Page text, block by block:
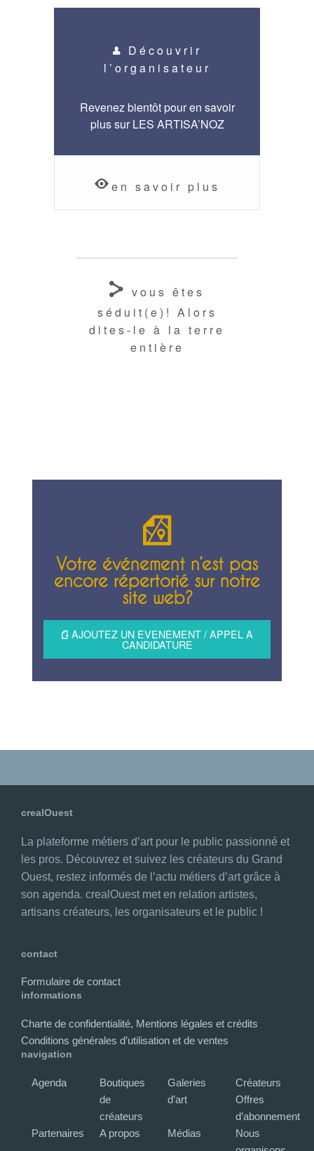
Découvrir
l’organisateur
Revenez bientôt pour en savoir
plus sur LES ARTISA’NOZ
en savoir plus
vous êtes
séduit(e)! Alors
dites-le à la terre
entière
Votre événement n’est pas
encore répertorié sur notre
site web?
AJOUTEZ UN EVENEMENT / APPEL A
CANDIDATURE
crealOuest
La plateforme métiers d’art pour le public passionné et
les pros. Découvrez et suivez les créateurs du Grand
Ouest, restez informés de l’actu métiers d’art grâce à
son agenda. crealOuest met en relation artistes,
artisans créateurs, les organisateurs et le public !
contact
Formulaire de contact
informations
Charte de confidentialité, Mentions légales et crédits
Conditions générales d’utilisation et de ventes
navigation
Agenda
Boutiques
de
créateurs
Galeries
d’art
Créateurs
Offres
d’abonnement
Partenaires
A propos Médias
Nous